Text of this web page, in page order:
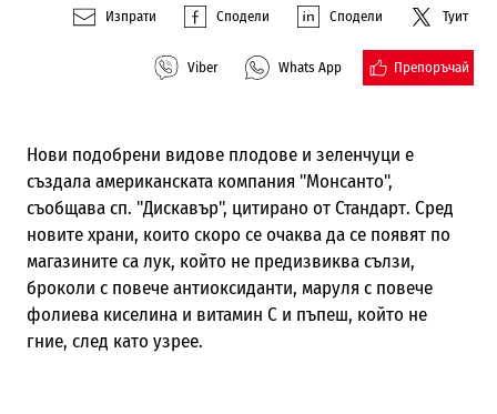
Изпрати Сподели Сподели Туит
Viber Whats App Препоръчай
Нови подобрени видове плодове и зеленчуци е
създала американската компания "Монсанто",
съобщава сп. "Дискавър", цитирано от Стандарт. Сред
новите храни, които скоро се очаква да се появят по
магазините са лук, който не предизвиква сълзи,
броколи с повече антиоксиданти, маруля с повече
фолиева киселина и витамин С и пъпеш, който не
гние, след като узрее.